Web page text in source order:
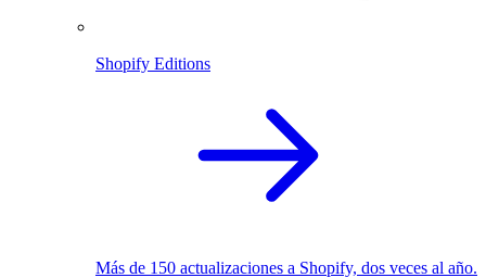
Shopify Editions
Más de 150 actualizaciones a Shopify, dos veces al año.